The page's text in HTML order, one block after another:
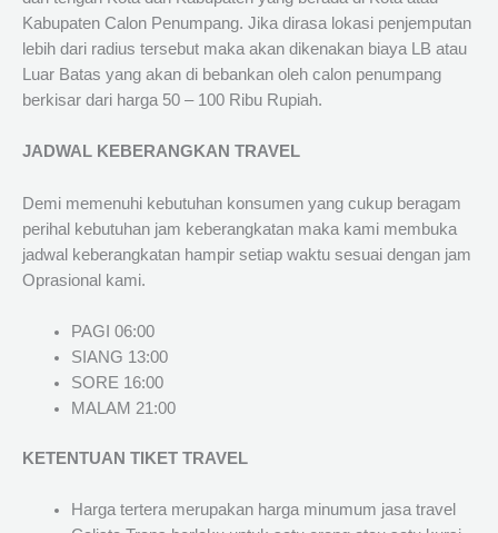
Kabupaten Calon Penumpang. Jika dirasa lokasi penjemputan
lebih dari radius tersebut maka akan dikenakan biaya LB atau
Luar Batas yang akan di bebankan oleh calon penumpang
berkisar dari harga 50 – 100 Ribu Rupiah.
JADWAL KEBERANGKAN TRAVEL
Demi memenuhi kebutuhan konsumen yang cukup beragam
perihal kebutuhan jam keberangkatan maka kami membuka
jadwal keberangkatan hampir setiap waktu sesuai dengan jam
Oprasional kami.
PAGI 06:00
SIANG 13:00
SORE 16:00
MALAM 21:00
KETENTUAN TIKET TRAVEL
Harga tertera merupakan harga minumum jasa travel